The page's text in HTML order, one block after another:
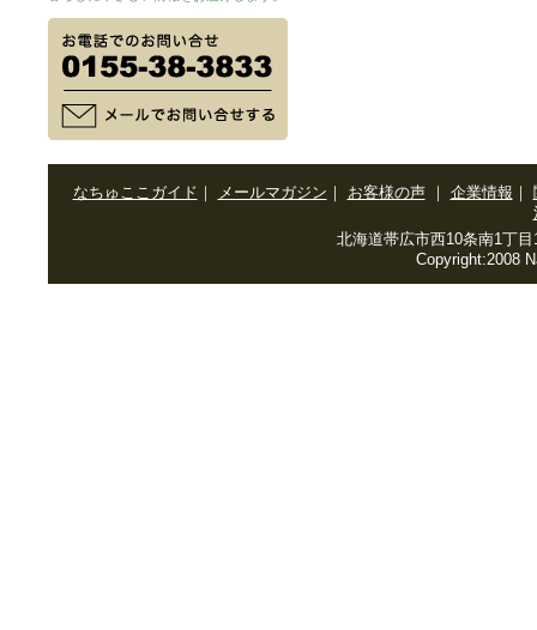
なちゅここガイド ｜ メールマガジン ｜ お客様の声｜ 企業情報 ｜
北海道帯広市西10条南1丁
Copyright:2008